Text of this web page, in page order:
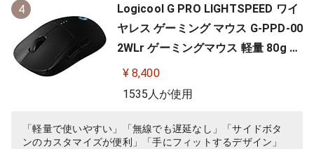
4
Logicool G PRO LIGHTSPEED ワイ
ヤレス ゲーミング マウス G-PPD-00
2WLr ゲーミングマウス 軽量 80g H
ERO 25Kセンサー 充電 POWERPLA
Y 対応 ゲーム 充電 無線 左右対称 FP
正規品
¥ 8,400
1535人が使用
「軽量で使いやすい」「無線でも遅延なし」「サイドボタ
ンのカスタマイズが便利」「手にフィットするデザイン」